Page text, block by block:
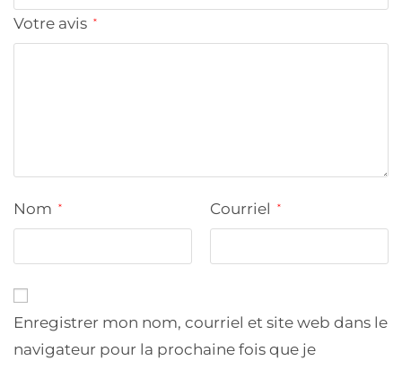
Votre avis *
Nom * Courriel *
Enregistrer mon nom, courriel et site web dans le
navigateur pour la prochaine fois que je